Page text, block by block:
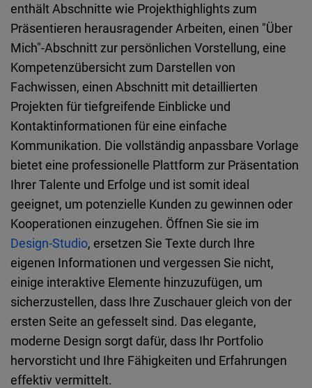
enthält Abschnitte wie Projekthighlights zum
Präsentieren herausragender Arbeiten, einen "Über
Mich"-Abschnitt zur persönlichen Vorstellung, eine
Kompetenzübersicht zum Darstellen von
Fachwissen, einen Abschnitt mit detaillierten
Projekten für tiefgreifende Einblicke und
Kontaktinformationen für eine einfache
Kommunikation. Die vollständig anpassbare Vorlage
bietet eine professionelle Plattform zur Präsentation
Ihrer Talente und Erfolge und ist somit ideal
geeignet, um potenzielle Kunden zu gewinnen oder
Kooperationen einzugehen. Öffnen Sie sie im
Design-Studio, ersetzen Sie Texte durch Ihre
eigenen Informationen und vergessen Sie nicht,
einige interaktive Elemente hinzuzufügen, um
sicherzustellen, dass Ihre Zuschauer gleich von der
ersten Seite an gefesselt sind. Das elegante,
moderne Design sorgt dafür, dass Ihr Portfolio
hervorsticht und Ihre Fähigkeiten und Erfahrungen
effektiv vermittelt.